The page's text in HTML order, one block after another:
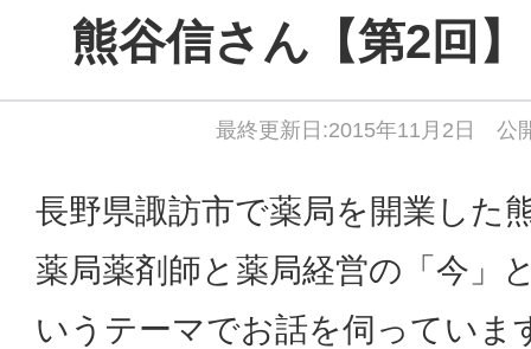
熊谷信さん【第2回】
最終更新日:2015年11月2日 公
長野県諏訪市で薬局を開業した
薬局薬剤師と薬局経営の「今」
いうテーマでお話を伺っていま